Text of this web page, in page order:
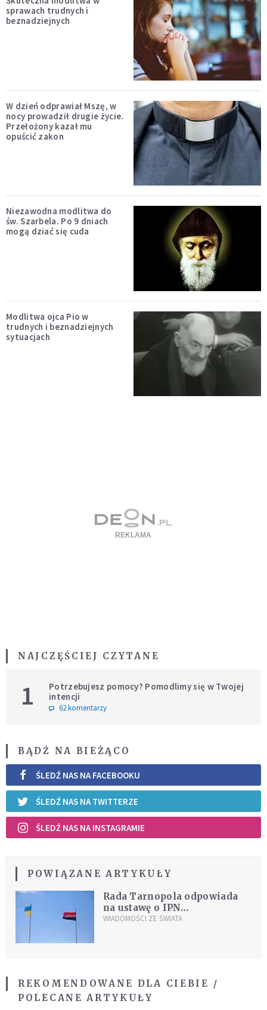
sprawach trudnych i
beznadziejnych
W dzień odprawiał Mszę, w
nocy prowadził drugie życie.
Przełożony kazał mu
opuścić zakon
Niezawodna modlitwa do
św. Szarbela. Po 9 dniach
mogą dziać się cuda
Modlitwa ojca Pio w
trudnych i beznadziejnych
sytuacjach
NAJCZĘŚCIEJ CZYTANE
1
Potrzebujesz pomocy? Pomodlimy się w Twojej
intencji
62 komentarzy
BĄDŹ NA BIEŻĄCO
ŚLEDŹ NAS NA FACEBOOKU
ŚLEDŹ NAS NA TWITTERZE
ŚLEDŹ NAS NA INSTAGRAMIE
POWIĄZANE ARTYKUŁY
Rada Tarnopola odpowiada
na ustawę o IPN
"banderowskimi" flagami
WIADOMOŚCI ZE ŚWIATA
REKOMENDOWANE DLA CIEBIE /
POLECANE ARTYKUŁY